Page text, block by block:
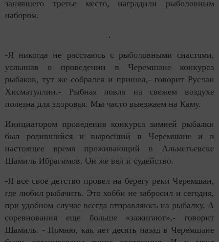
занявшего третье место, наградили рыболовным
набором.
-Я никогда не расстаюсь с рыболовными снастями,
услышав о проведении в Черемшане конкурса
рыбаков, тут же собрался и пришел,- говорит Руслан
Хисматуллин.- Рыбная ловля на свежем воздухе
полезна для здоровья. Мы часто выезжаем на Каму.
Инициатором проведения конкурса зимней рыбалки
был родившийся и выросший в Черемшане и в
настоящее время проживающий в Альметьевске
Шамиль Ибрагимов. Он же вел и судейство.
-Я все свое детство провел на берегу реки Черемшан,
где любил рыбачить. Это хобби не забросил и сегодня,
при удобном случае всегда отправляюсь на рыбалку. А
соревнования еще больше «зажигают»,- говорит
Шамиль. - Помню, как лет десять назад в Черемшане